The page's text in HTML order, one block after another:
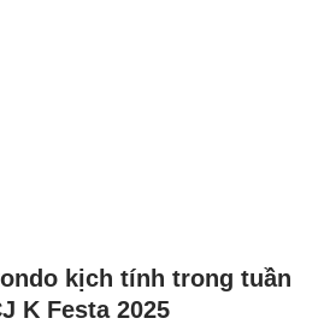
kịch tính trong tuần
K Festa 2025